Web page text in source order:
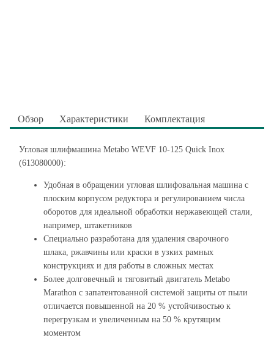
Обзор Характеристики Комплектация
Угловая шлифмашина Metabo WEVF 10-125 Quick Inox
(613080000):
Удобная в обращении угловая шлифовальная машина с
плоским корпусом редуктора и регулированием числа
оборотов для идеальной обработки нержавеющей стали,
например, штакетников
Специально разработана для удаления сварочного
шлака, ржавчины или краски в узких рамных
конструкциях и для работы в сложных местах
Более долговечный и тяговитый двигатель Metabo
Marathon с запатентованной системой защиты от пыли
отличается повышенной на 20 % устойчивостью к
перегрузкам и увеличенным на 50 % крутящим
моментом